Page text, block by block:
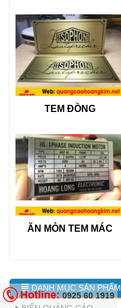
TEM ĐỒNG
ĂN MÒN TEM MÁC
DANH MỤC SẢN PHẨM
Hotline:0925 60 1919